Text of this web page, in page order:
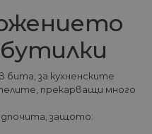
бита, за кухненските
прекарващи много
защото: